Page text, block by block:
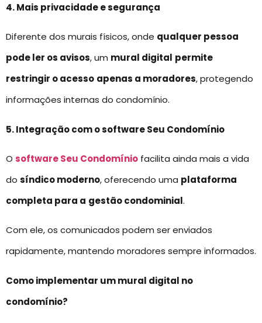
4. Mais privacidade e segurança
Diferente dos murais físicos, onde qualquer pessoa
pode ler os avisos, um mural digital permite
restringir o acesso apenas a moradores, protegendo
informações internas do condomínio.
5. Integração com o software Seu Condomínio
O software Seu Condomínio facilita ainda mais a vida
do síndico moderno, oferecendo uma plataforma
completa para a gestão condominial.
Com ele, os comunicados podem ser enviados
rapidamente, mantendo moradores sempre informados.
Como implementar um mural digital no
condomínio?